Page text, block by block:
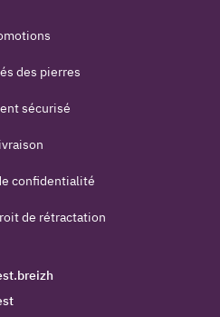
des pierres
sécurisé
confidentialité
de rétractation